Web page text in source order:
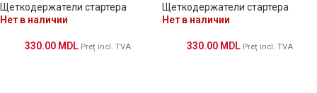
Щеткодержатели стартера
Нет в наличии
330.00 MDL Preț incl. TVA
Щеткодержатели стартера
Нет в наличии
330.00 MDL Preț incl. TVA